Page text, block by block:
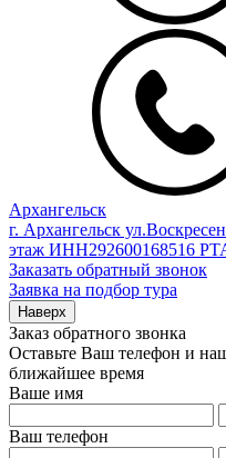
Архангельск
г. Архангельск
этаж ИНН292600168516
Заказать обратный звонок
Заявка на подбор тура
Наверх
Заказ обратного звонка
Оставьте Ваш телефон и
ближайшее время
Ваше имя
Ваш телефон